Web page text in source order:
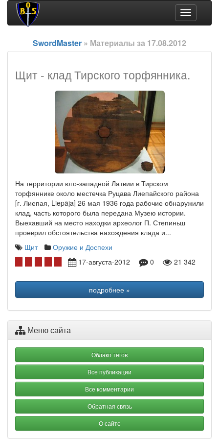
Toggle
navigation
SwordMaster » Материалы за 17.08.2012
Щит - клад Тирского торфянника.
На территории юго-западной Латвии в Тирском
торфяннике около местечка Руцава Лиепайского района
[г. Лиепая, Liepāja] 26 мая 1936 года рабочие обнаружили
клад, часть которого была передана Музею истории.
Выехавший на место находки археолог П. Степиньш
проеврил обстоятельства нахождения клада и...
Щит
Оружие и Доспехи
17-августа-2012
0 21 342
подробнее »
Меню сайта
Облако тегов
Все публикации
Все комментарии
Обратная связь
О сайте